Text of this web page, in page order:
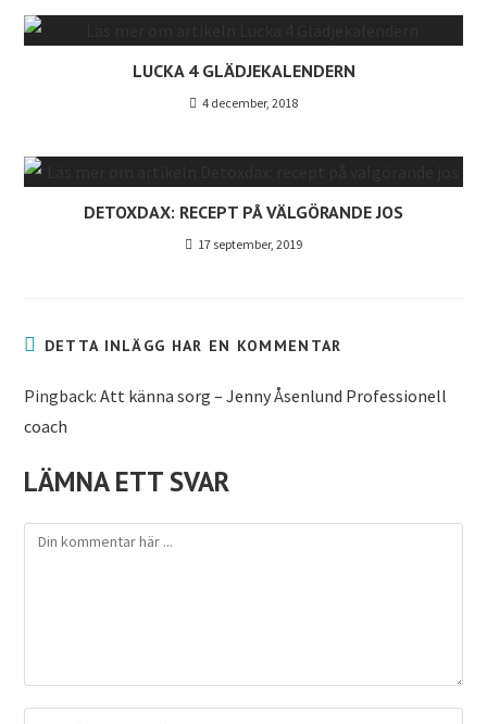
LUCKA 4 GLÄDJEKALENDERN
4 december, 2018
DETOXDAX: RECEPT PÅ VÄLGÖRANDE JOS
17 september, 2019
DETTA INLÄGG HAR EN KOMMENTAR
Pingback:Att känna sorg – Jenny Åsenlund Professionell
coach
LÄMNA ETT SVAR